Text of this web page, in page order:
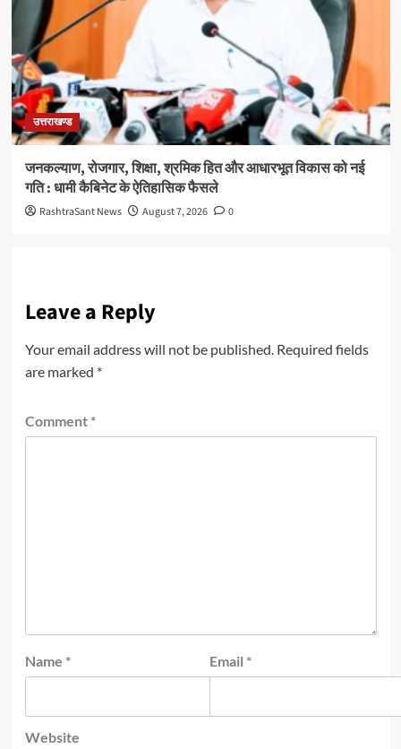
उत्तराखण्ड
जनकल्याण, रोजगार, शिक्षा, श्रमिक हित और आधारभूत विकास को नई
गति : धामी कैबिनेट के ऐतिहासिक फैसले
RashtraSant News August 7, 2026 0
Leave a Reply
Your email address will not be published. Required fields
are marked *
Comment *
Name * Email *
Website